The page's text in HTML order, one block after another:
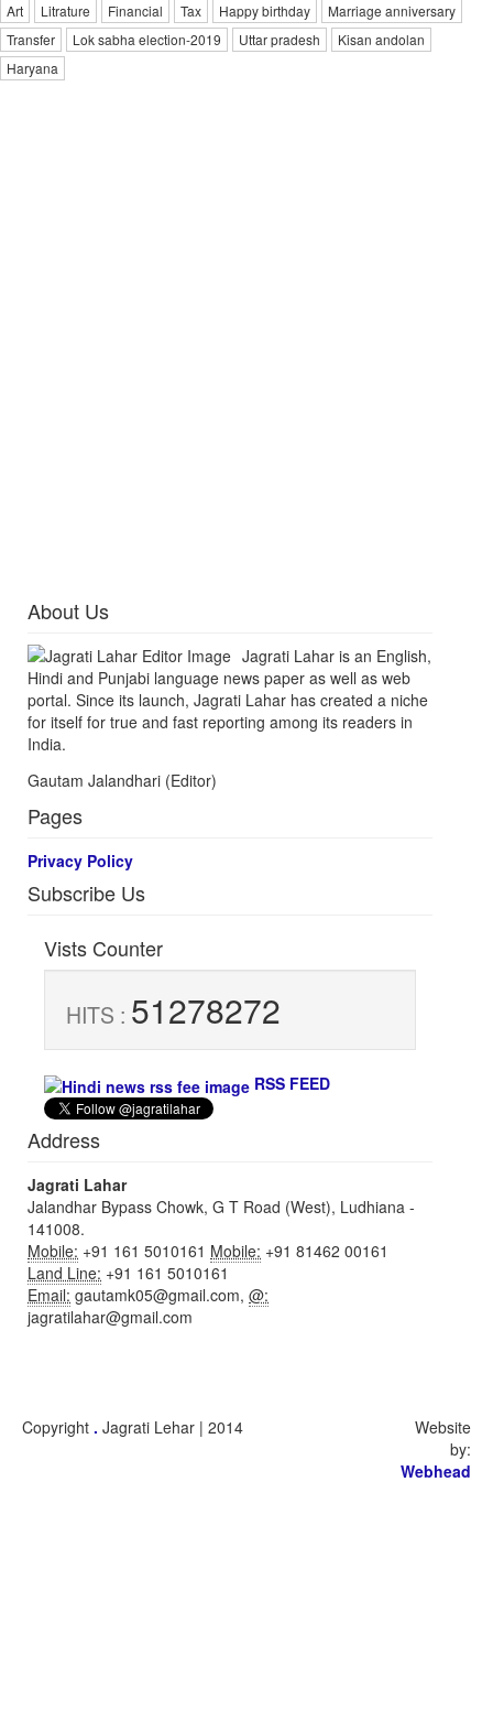
Art
Litrature Financial Tax Happy birthday
Marriage anniversary
Transfer
Lok sabha election-2019 Uttar pradesh
Kisan andolan
Haryana
About Us
Jagrati Lahar is an English,
Hindi and Punjabi language news paper as well as web
portal. Since its launch, Jagrati Lahar has created a niche
for itself for true and fast reporting among its readers in
India.
Gautam Jalandhari (Editor)
Pages
Privacy Policy
Subscribe Us
Vists Counter
HITS : 51278272
RSS FEED
Address
Jagrati Lahar
Jalandhar Bypass Chowk, G T Road (West), Ludhiana -
141008.
Mobile: +91 161 5010161 Mobile: +91 81462 00161
Land Line: +91 161 5010161
Email: gautamk05@gmail.com, @:
jagratilahar@gmail.com
Copyright . Jagrati Lehar | 2014
Website
by:
Webhead